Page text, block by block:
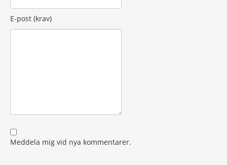
E-post (krav)
Meddela mig vid nya kommentarer.